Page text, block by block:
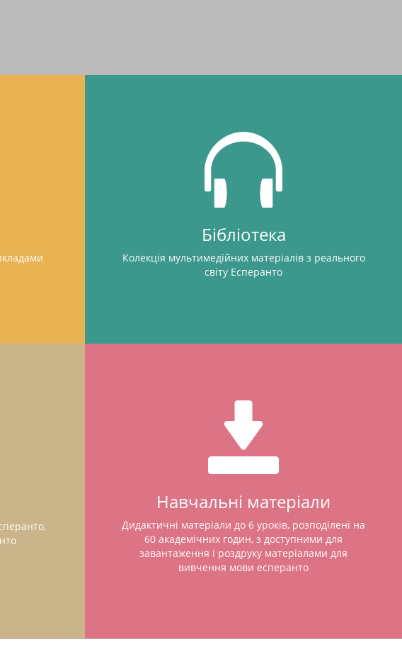
Бібліотека
Колекція мультимедійних матеріалів з реального
світу Есперанто
Навчальні матеріали
Дидактичні матеріали до 6 уроків, розподілені на
60 академічних годин, з доступними для
завантаження і роздруку матеріалами для
вивчення мови есперанто